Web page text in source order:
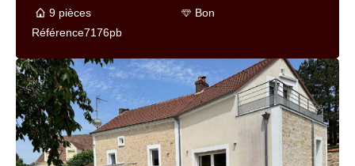
9 pièces
Bon
Référence7176pb